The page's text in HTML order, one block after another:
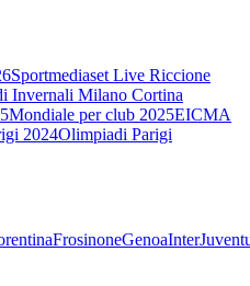
Sportmediaset Live Riccione
Invernali Milano Cortina
Mondiale per club 2025EICMA
2024Olimpiadi Parigi
FrosinoneGenoaInter